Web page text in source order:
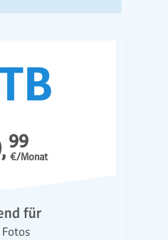
99
€/Monat
für